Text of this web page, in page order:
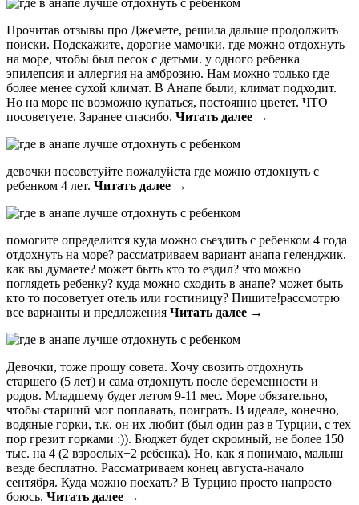
Прочитав отзывы про Джемете, решила дальше продолжить
поиски. Подскажите, дорогие мамочки, где можно отдохнуть
на море, чтобы был песок с детьми. у одного ребенка
эпилепсия и аллергия на амброзию. Нам можно только где
более менее сухой климат. В Анапе были, климат подходит.
Но на море не возможно купаться, постоянно цветет. ЧТО
посоветуете. Заранее спасибо. Читать далее →
девочки посоветуйте пожалуйста где можно отдохнуть с
ребенком 4 лет. Читать далее →
помогите определится куда можно сьездить с ребенком 4 года
отдохнуть на море? рассматриваем вариант анапа геленджик.
как вы думаете? может быть кто то ездил? что можно
поглядеть ребенку? куда можно сходить в анапе? может быть
кто то посоветует отель или гостиницу? Пишите!рассмотрю
все варианты и предложения Читать далее →
Девочки, тоже прошу совета. Хочу свозить отдохнуть
старшего (5 лет) и сама отдохнуть после беременности и
родов. Младшему будет летом 9-11 мес. Море обязательно,
чтобы старший мог поплавать, поиграть. В идеале, конечно,
водяные горки, т.к. он их любит (был один раз в Турции, с тех
пор грезит горками :)). Бюджет будет скромный, не более 150
тыс. на 4 (2 взрослых+2 ребенка). Но, как я понимаю, малыш
везде бесплатно. Рассматриваем конец августа-начало
сентября. Куда можно поехать? В Турцию просто напросто
боюсь. Читать далее →